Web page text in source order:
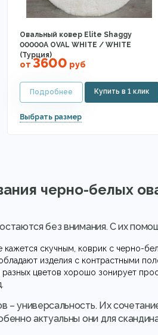
Овальный ковер Elite Shaggy
00000A OVAL WHITE / WHITE
(Турция)
от 3600 руб
черно-белых
без внимания. С их
скучным, коврик с черно-
изделия с контрастными
цветов хорошо зонирует
– универсальность. Их
актуальны они для